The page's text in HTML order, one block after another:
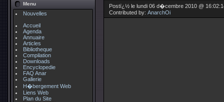
Menu
Nouvelles
Accueil
Agenda
Annuaire
Articles
Bibliotheque
Compilation
Downloads
Encyclopedie
FAQ Anar
Gallerie
H�bergement Web
Liens Web
Plan du Site
Postï¿½ le lundi 06 d�cembre 2010 @
Contributed by: AnarchOi